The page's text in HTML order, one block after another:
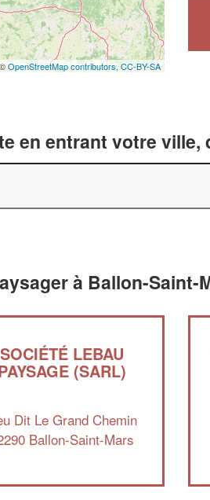
OpenStreetMap contributors, CC-BY-SA
en entrant votre
à Ballon-Saint-
SOCIÉTÉ LEBAU
(SARL)
Dit Le Grand Chemin
Ballon-Saint-Mars